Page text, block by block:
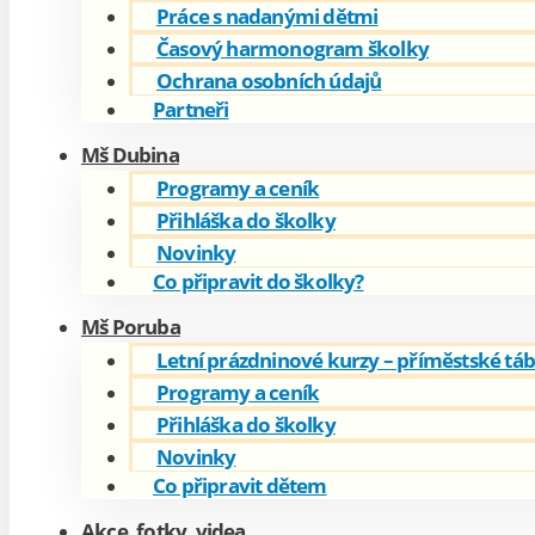
Práce s nadanými dětmi
Časový harmonogram školky
Ochrana osobních údajů
Partneři
Mš Dubina
Programy a ceník
Přihláška do školky
Novinky
Co připravit do školky?
Mš Poruba
Letní prázdninové kurzy – příměstské
Programy a ceník
Přihláška do školky
Novinky
Co připravit dětem